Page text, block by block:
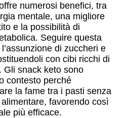
numerosi benefici, tra
mentale, una migliore
e la possibilità di
Seguire questa
di zuccheri e
con cibi ricchi di
Gli snack keto sono
contesto perché
la fame tra i pasti senza
favorendo così
più efficace.